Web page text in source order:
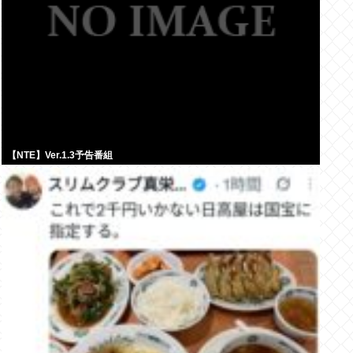
【NTE】Ver.1.3予告番組